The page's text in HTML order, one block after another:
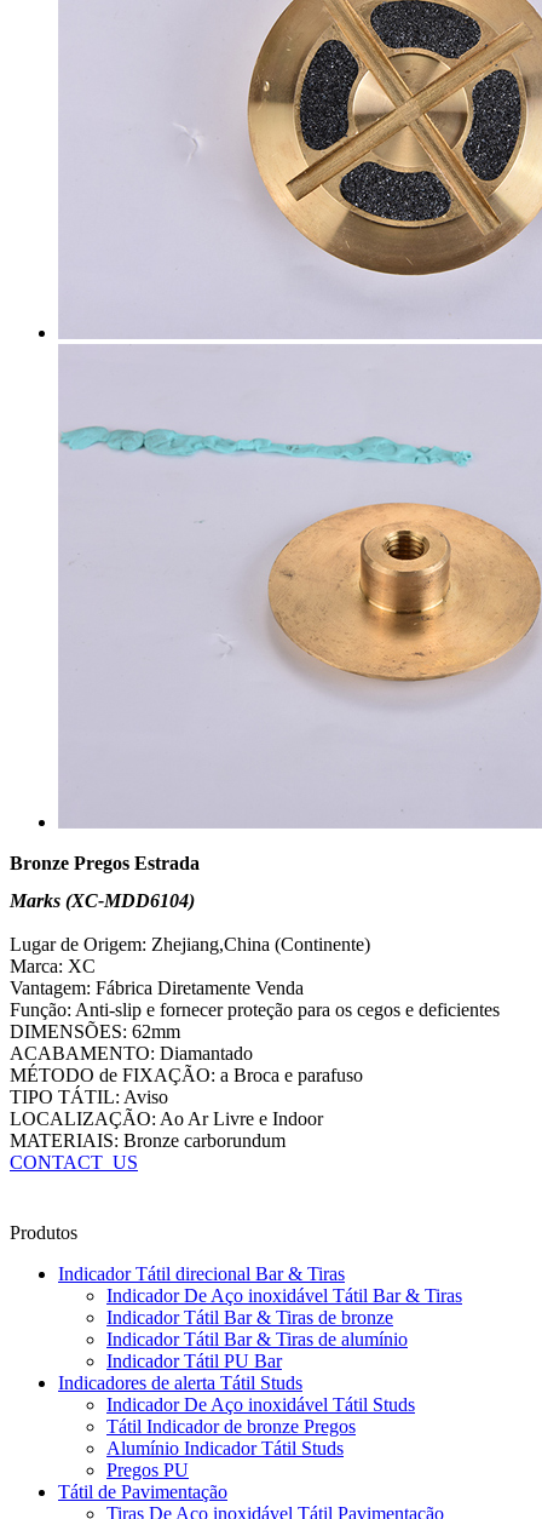
Bronze Pregos Estrada
Marks (XC-MDD6104)
Lugar de Origem: Zhejiang,China (Continente)
Marca: XC
Vantagem: Fábrica Diretamente Venda
Função: Anti-slip e fornecer proteção para os cegos e deficientes
DIMENSÕES: 62mm
ACABAMENTO: Diamantado
MÉTODO de FIXAÇÃO: a Broca e parafuso
TIPO TÁTIL: Aviso
LOCALIZAÇÃO: Ao Ar Livre e Indoor
MATERIAIS: Bronze carborundum
CONTACT_US
Produtos
Indicador Tátil direcional Bar & Tiras
Indicador De Aço inoxidável Tátil Bar & Tiras
Indicador Tátil Bar & Tiras de bronze
Indicador Tátil Bar & Tiras de alumínio
Indicador Tátil PU Bar
Indicadores de alerta Tátil Studs
Indicador De Aço inoxidável Tátil Studs
Tátil Indicador de bronze Pregos
Alumínio Indicador Tátil Studs
Pregos PU
Tátil de Pavimentação
Tiras De Aço inoxidável Tátil Pavimentação